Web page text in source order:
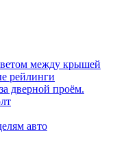
между крышей
рейлинги
дверной проём.
авто